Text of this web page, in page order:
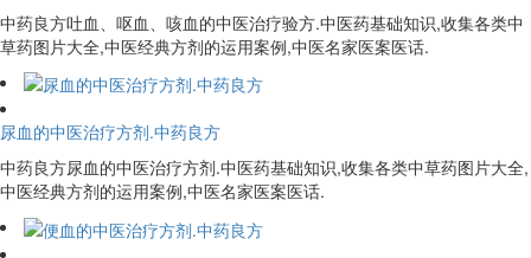
中药良方吐血、呕血、咳血的中医治疗验方.中医药基础知识,收集各类中
草药图片大全,中医经典方剂的运用案例,中医名家医案医话.
尿血的中医治疗方剂.中药良方
中药良方尿血的中医治疗方剂.中医药基础知识,收集各类中草药图片大全,
中医经典方剂的运用案例,中医名家医案医话.